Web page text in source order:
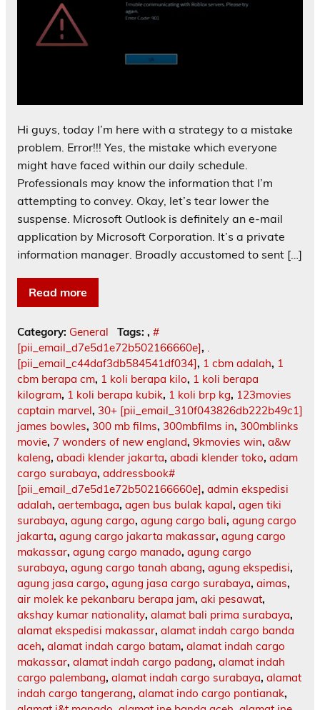
Hi guys, today I’m here with a strategy to a mistake
problem. Error!!! Yes, the mistake which everyone
might have faced within our daily schedule.
Professionals may know the information that I’m
attempting to convey. Okay, let’s tear lower the
suspense. Microsoft Outlook is definitely an e-mail
application by Microsoft Corporation. It’s a private
information manager. Broadly accustomed to sent […]
Read more
Category: General Tags: , #
[pii_email_d7e5d1e72b502166660e], .
[pii_email_c44daf3db584541df034], 1 cbm adalah, 1
cbm berapa cm, 1 koli berapa kilo, 1 koli berapa
kilogram, 1 koli berapa kubik, 1 koli brp kg, 123movies
captain marvel, 30+ [pii_email_310f043826db222b49c1]
james bowles, 300 mb films, 300mbfilms in, 300mblinks
movie, 7 wonders of new england, 9kmovies win, a&w
kaleng, abadi klender jakarta, abadi klender toko, adam
cargo surabaya, addressbook#
[pii_email_d7e5d1e72b502166660e], admin ekspedisi
adalah, aertembaga, agen bus bulak kapal, agen tiki
surabaya, agung cargo, agung cargo bali, agung cargo
jakarta, agung cargo jakarta makassar, agung cargo
makassar, agung cargo manado, agung cargo
surabaya, agung cargo tanah abang, agung ekspedisi,
agung jasa cargo, agung jasa cargo surabaya, aimas,
air molek ke pekanbaru berapa jam, aki pesawat,
akshay kumar nationality, alamat bali prima surabaya,
alamat ekspedisi makassar, alamat indah cargo banda
aceh, alamat indah cargo batam, alamat indah cargo
makassar, alamat indah cargo padang, alamat indah
cargo palembang, alamat indah cargo surabaya, alamat
indah cargo tangerang, alamat indo cargo pontianak,